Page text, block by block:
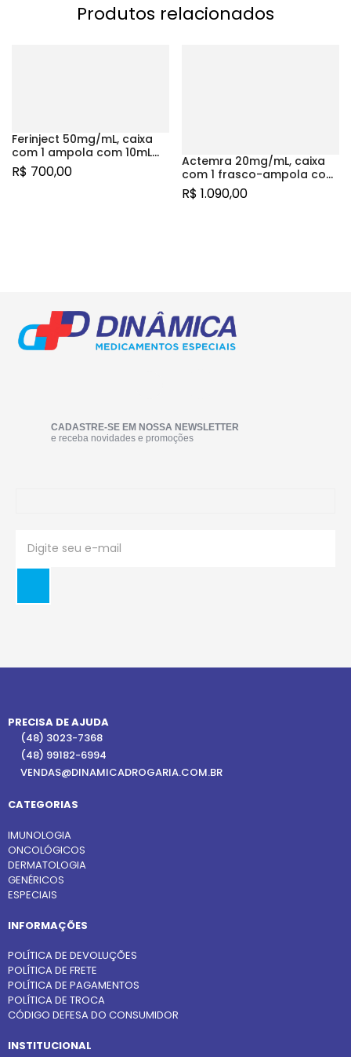
Produtos relacionados
Ferinject 50mg/mL, caixa
com 1 ampola com 10mL
de solução de uso
intravenoso
R$ 700,00
Actemra 20mg/mL, caixa
com 1 frasco-ampola com
4mL de pó para solução
de uso intravenoso
R$ 1.090,00
CADASTRE-SE EM NOSSA NEWSLETTER
e receba novidades e promoções
PRECISA DE AJUDA
(48) 3023-7368
(48) 99182-6994
VENDAS@DINAMICADROGARIA.COM.BR
CATEGORIAS
IMUNOLOGIA
ONCOLÓGICOS
DERMATOLOGIA
GENÉRICOS
ESPECIAIS
INFORMAÇÕES
POLÍTICA DE DEVOLUÇÕES
POLÍTICA DE FRETE
POLÍTICA DE PAGAMENTOS
POLÍTICA DE TROCA
CÓDIGO DEFESA DO CONSUMIDOR
INSTITUCIONAL